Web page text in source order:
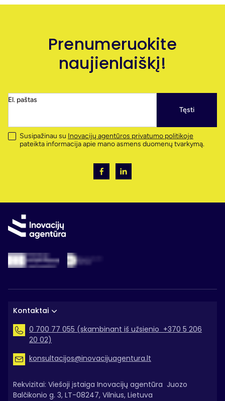
Prenumeruokite
naujienlaiškį!
El. paštas
Tęsti
Susipažinau su Inovacijų agentūros privatumo politikoje
pateikta informacija apie mano asmens duomenų tvarkymą.
Kontaktai
0 700 77 055 (skambinant iš užsienio +370 5 206
20 02)
konsultacijos@inovacijuagentura.lt
Rekvizitai: Viešoji įstaiga Inovacijų agentūra Juozo
Balčikonio g. 3, LT-08247, Vilnius, Lietuva